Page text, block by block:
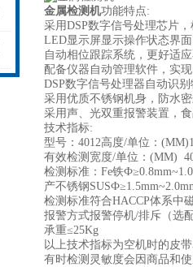
金属检测机功能特点:
采用DSP数字信号处理芯片
LED显示屏显示操作状态界
自动相位跟踪系统，更好适
配备仪器自动管理软件，实
DSP数字信号处理器自动识
采用优质不锈钢机身，防水
采用声、光双重报警装置，
技术指标:
型号：4012高度/单位：
有效检测宽度/单位：(MM)
检测标准：Fe铁
产不锈钢
检测标准符合HACCP体系中
报警方式报警停机/排斥（选
承重≤25Kg
以上技术指标为空机时的皮
有时检测灵敏度会因商品和